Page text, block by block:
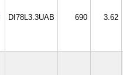
DI78L3.3UAB 690 3.62